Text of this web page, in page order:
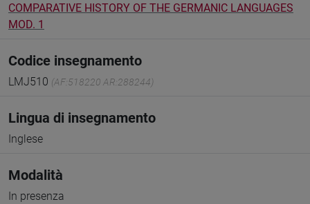
COMPARATIVE HISTORY OF THE GERMANIC LANGUAGES
MOD. 1
Codice insegnamento
LMJ510 (AF:518220 AR:288244)
Lingua di insegnamento
Inglese
Modalità
In presenza